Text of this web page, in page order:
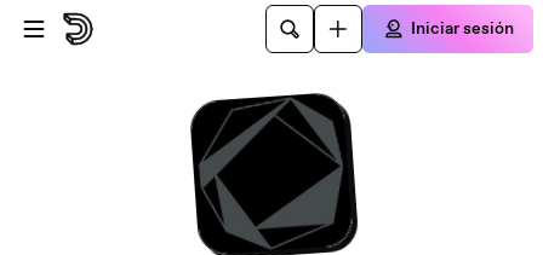
Saltar al contenido principal
Iniciar sesión